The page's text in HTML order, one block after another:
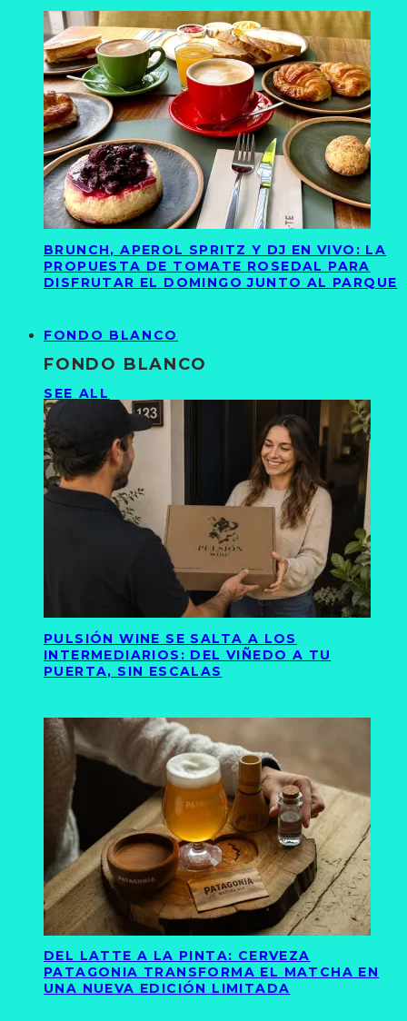
BRUNCH, APEROL SPRITZ Y DJ EN VIVO: LA
PROPUESTA DE TOMATE ROSEDAL PARA
DISFRUTAR EL DOMINGO JUNTO AL PARQUE
FONDO BLANCO
FONDO BLANCO
SEE ALL
PULSIÓN WINE SE SALTA A LOS
INTERMEDIARIOS: DEL VIÑEDO A TU
PUERTA, SIN ESCALAS
DEL LATTE A LA PINTA: CERVEZA
PATAGONIA TRANSFORMA EL MATCHA EN
UNA NUEVA EDICIÓN LIMITADA